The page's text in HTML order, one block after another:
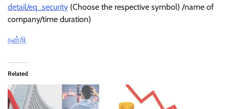
detail/eq_security (Choose the respective symbol) /name of
company/time duration)
நன்றி
Related